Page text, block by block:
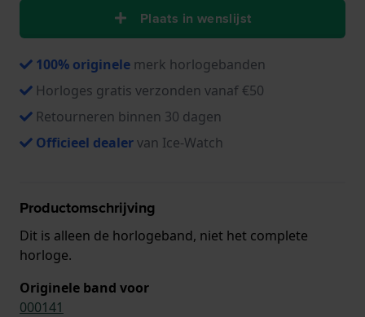
Plaats in wenslijst
100% originele merk horlogebanden
Horloges gratis verzonden vanaf €50
Retourneren binnen 30 dagen
Officieel dealervan Ice-Watch
Productomschrijving
Dit is alleen de horlogeband, niet het complete
horloge.
Originele band voor
000141